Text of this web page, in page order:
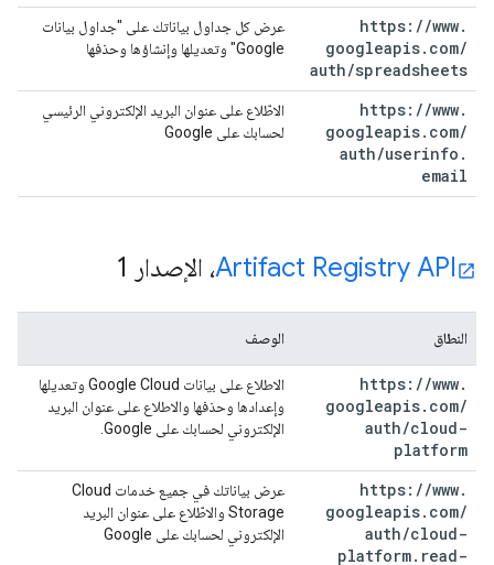
https: //www.
googleapis. com/
auth/spreadsheets
عرض كل جداول بياناتك على "جداول بيانات
Google" وتعديلها وإنشاؤها وحذفها
https: //www.
googleapis. com/
auth/userinfo .
email
الاطّلاع على عنوان البريد الإلكتروني الرئيسي
لحسابك على Google
Artifact Registry API، الإصدار 1
النطاق الوصف
https: //www.
googleapis. com/
auth/cloud-
platform
الاطلاع على بيانات Google Cloud وتعديلها
وإعدادها وحذفها والاطلاع على عنوان البريد
الإلكتروني لحسابك على Google.
https: //www.
googleapis. com/
auth/cloud-
platform. read-
عرض بياناتك في جميع خدمات Cloud
Storage والاطّلاع على عنوان البريد
الإلكتروني لحسابك على Google